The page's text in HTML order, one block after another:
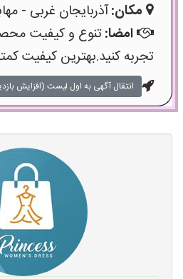
مکان:آذربایجان غربی -
امضا:تنوع و کیفیت
تجربه کنید.بهترین کیفیت
انتقال آگهی به اول لیست (افزایش